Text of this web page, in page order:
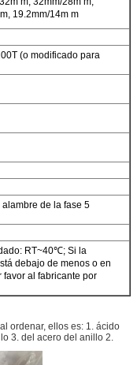
19.2mm/14m m
(o modificado para
de la fase 5
RT~40℃; Si la
debajo de menos o en
favor al fabricante por
ordenar, ellos es: 1. ácido
3. del acero del anillo 2.